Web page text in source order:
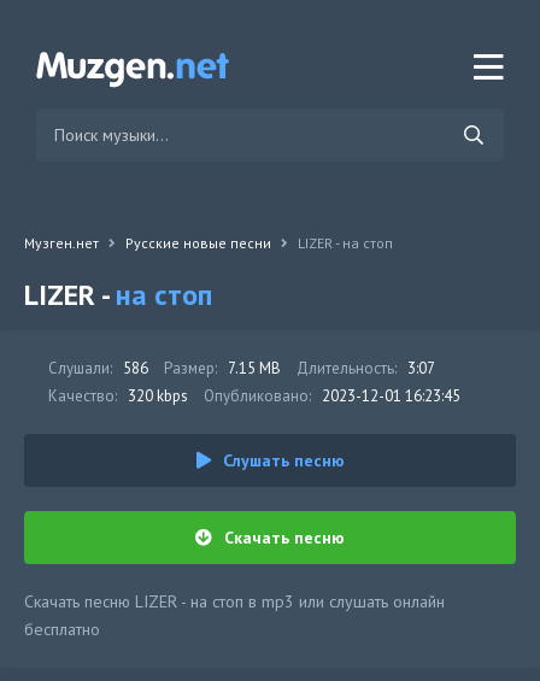
Музген.нет Русские новые песни LIZER - на стоп
LIZER -на стоп
Слушали: 586 Размер: 7.15 MB Длительность: 3:07
Качество: 320 kbps Опубликовано: 2023-12-01 16:23:45
Слушать песню
Скачать песню
Скачать песню LIZER - на стоп в mp3 или слушать онлайн
бесплатно